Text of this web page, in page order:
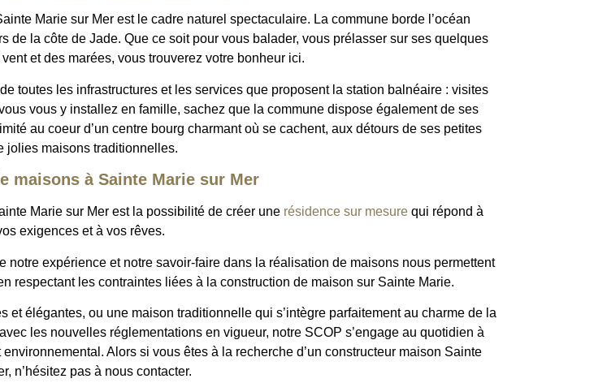
Marie sur Mer est le cadre naturel spectaculaire. La commune borde l’océan
la côte de Jade. Que ce soit pour vous balader, vous prélasser sur ses quelques
et des marées, vous trouverez votre bonheur ici.
toutes les infrastructures et les services que proposent la station balnéaire : visites
vous y installez en famille, sachez que la commune dispose également de ses
au coeur d’un centre bourg charmant où se cachent, aux détours de ses petites
jolies maisons traditionnelles.
maisons à Sainte Marie sur Mer
Marie sur Mer est la possibilité de créer une résidence sur mesurequi répond à
exigences et à vos rêves.
expérience et notre savoir-faire dans la réalisation de maisons nous permettent
respectant les contraintes liées à la construction de maison sur Sainte Marie.
élégantes, ou une maison traditionnelle qui s’intègre parfaitement au charme de la
les nouvelles réglementations en vigueur, notre SCOP s’engage au quotidien à
Alors si vous êtes à la recherche d’un constructeur maison Sainte
n’hésitez pas à nous contacter.